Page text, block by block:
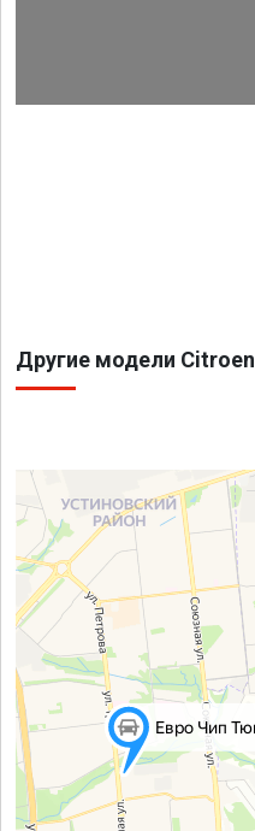
Другие модели Citroen